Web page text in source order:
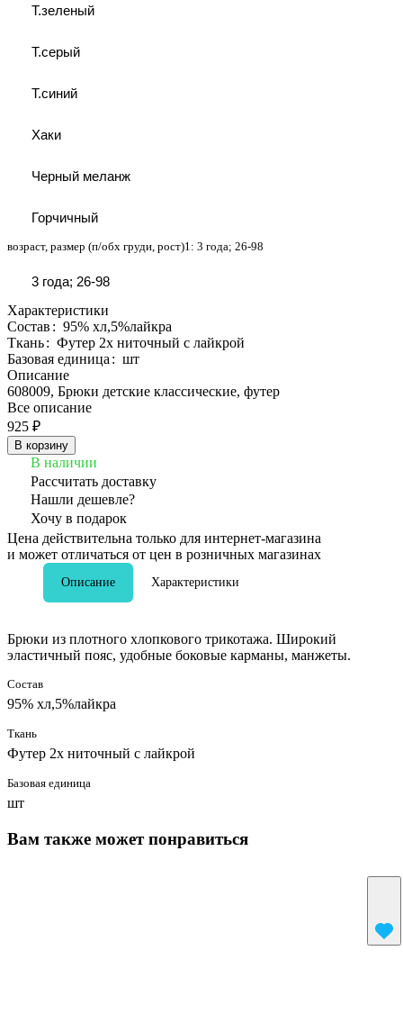
Т.зеленый
Т.серый
Т.синий
Хаки
Черный меланж
Горчичный
возраст, размер (п/обх груди, рост)1: 3 года; 26-98
3 года; 26-98
Характеристики
Состав: 95% хл,5%лайкра
Ткань: Футер 2х ниточный с лайкрой
Базовая единица: шт
Описание
608009, Брюки детские классические, футер
Все описание
925 ₽
В корзину
В наличии
Рассчитать доставку
Нашли дешевле?
Хочу в подарок
Цена действительна только для интернет-магазина
и может отличаться от цен в розничных магазинах
Описание Характеристики
Брюки из плотного хлопкового трикотажа. Широкий
эластичный пояс, удобные боковые карманы, манжеты.
Состав
95% хл,5%лайкра
Ткань
Футер 2х ниточный с лайкрой
Базовая единица
шт
Вам также может понравиться